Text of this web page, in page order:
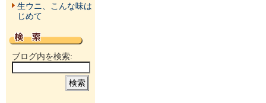
生ウニ、こんな味は
じめて
ブログ内を検索: